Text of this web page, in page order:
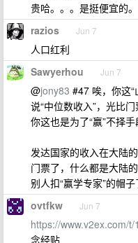
贵哈。。。是挺便宜的。
razios Jun 7
人口红利
Sawyerhou Jun 7
@jony83 #47 唉，你这
说“中位数收入”，光比
你这也是为了“赢”不择手
发达国家的收入在大陆
门票了，什么都是大陆
别人扣“赢学专家”的帽
ovtfkw Jun 7
https://www.v2ex.com/
念经贴